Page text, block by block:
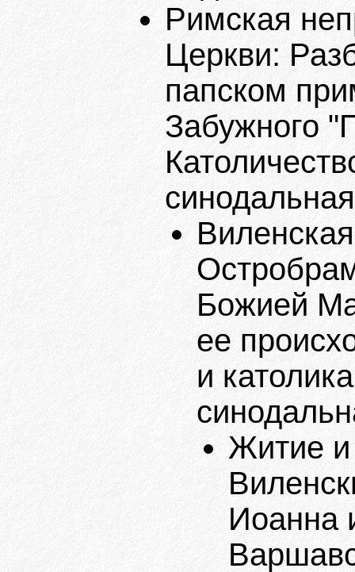
Римская
Церкви:
папском
Забужного
Божией
ее
и
Житие и
Иоанна